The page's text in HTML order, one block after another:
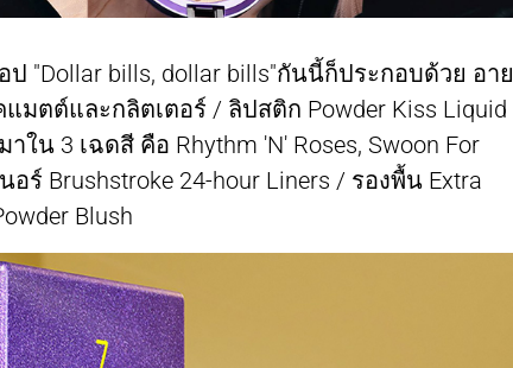
"Dollar bills, dollar bills"กันนี้ก็ประกอบด้วย อาย
มตต์และกลิตเตอร์ / ลิปสติก Powder Kiss Liquid
ใน 3 เฉดสี คือ Rhythm 'N' Roses, Swoon For
อร์ Brushstroke 24-hour Liners / รองพื้น Extra
Blush